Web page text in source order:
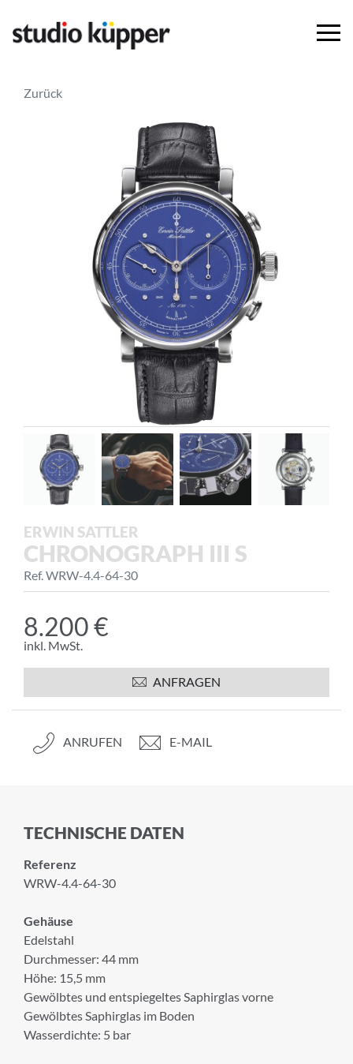
Zurück
ERWIN SATTLER
CHRONOGRAPH III S
Ref. WRW-4.4-64-30
8.200 €
inkl. MwSt.
ANFRAGEN
ANRUFEN E-MAIL
TECHNISCHE DATEN
Referenz
WRW-4.4-64-30
Gehäuse
Edelstahl
Durchmesser: 44 mm
Höhe: 15,5 mm
Gewölbtes und entspiegeltes Saphirglas vorne
Gewölbtes Saphirglas im Boden
Wasserdichte: 5 bar